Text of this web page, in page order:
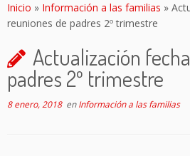
contenido
Inicio » Información a las familias »
reuniones de padres 2º trimestre
Actualización
padres 2º trimestre
8 enero, 2018enInformación a las familias